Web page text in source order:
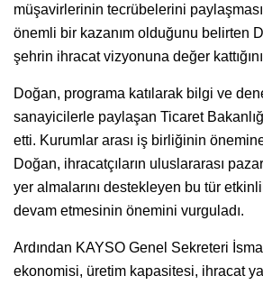
müşavirlerinin tecrübelerini
önemli bir kazanım olduğunu belirten
şehrin ihracat vizyonuna değer
Doğan, programa katılarak bilgi ve
sanayicilerle paylaşan Ticaret
etti. Kurumlar arası iş birliğinin
Doğan, ihracatçıların uluslararası
yer almalarını destekleyen bu tür
devam etmesinin önemini vurguladı.
Ardından KAYSO Genel Sekreteri
ekonomisi, üretim kapasitesi, ihracat